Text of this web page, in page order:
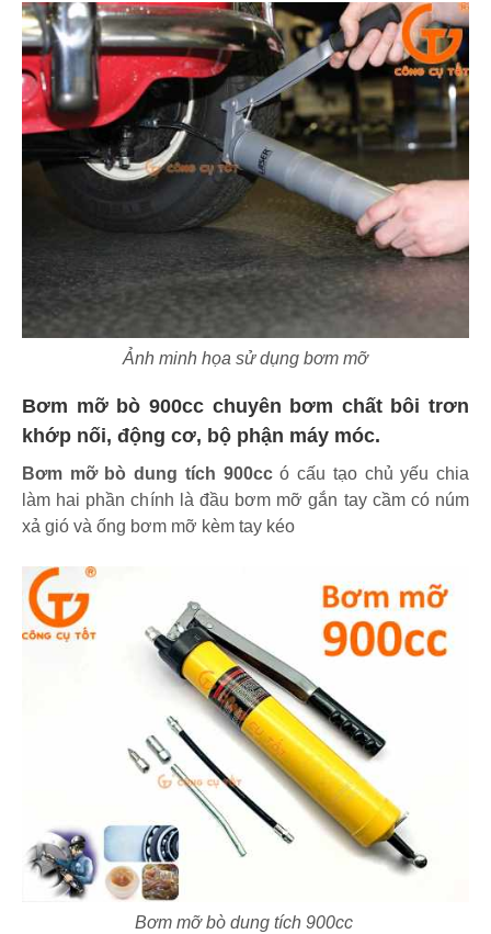
Ảnh minh họa sử dụng bơm mỡ
Bơm mỡ bò 900cc chuyên bơm chất bôi trơn
khớp nối, động cơ, bộ phận máy móc.
Bơm mỡ bò dung tích 900ccó cấu tạo chủ yếu chia
làm hai phần chính là đầu bơm mỡ gắn tay cầm có núm
xả gió và ống bơm mỡ kèm tay kéo
Bơm mỡ bò dung tích 900cc